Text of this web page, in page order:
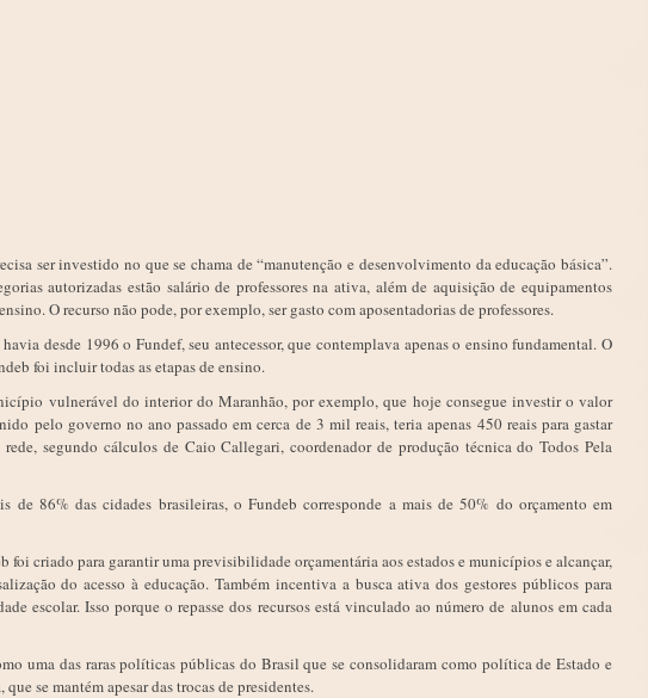
ser investido no que se chama de “manutenção e desenvolvimento da educação básica”.
autorizadas estão salário de professores na ativa, além de aquisição de equipamentos
O recurso não pode, por exemplo, ser gasto com aposentadorias de professores.
desde 1996 o Fundef, seu antecessor, que contemplava apenas o ensino fundamental. O
foi incluir todas as etapas de ensino.
vulnerável do interior do Maranhão, por exemplo, que hoje consegue investir o valor
pelo governo no ano passado em cerca de 3 mil reais, teria apenas 450 reais para gastar
rede, segundo cálculos de Caio Callegari, coordenador de produção técnica do Todos Pela
de 86% das cidades brasileiras, o Fundeb corresponde a mais de 50% do orçamento em
foi criado para garantir uma previsibilidade orçamentária aos estados e municípios e alcançar,
do acesso à educação. Também incentiva a busca ativa dos gestores públicos para
escolar. Isso porque o repasse dos recursos está vinculado ao número de alunos em cada
uma das raras políticas públicas do Brasil que se consolidaram como política de Estado e
se mantém apesar das trocas de presidentes.